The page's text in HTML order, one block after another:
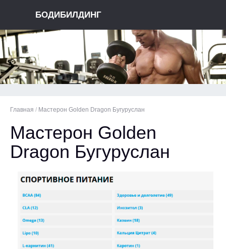
БОДИБИЛДИНГ
Главная / Мастерон Golden Dragon Бугуруслан
Мастерон Golden
Dragon Бугуруслан